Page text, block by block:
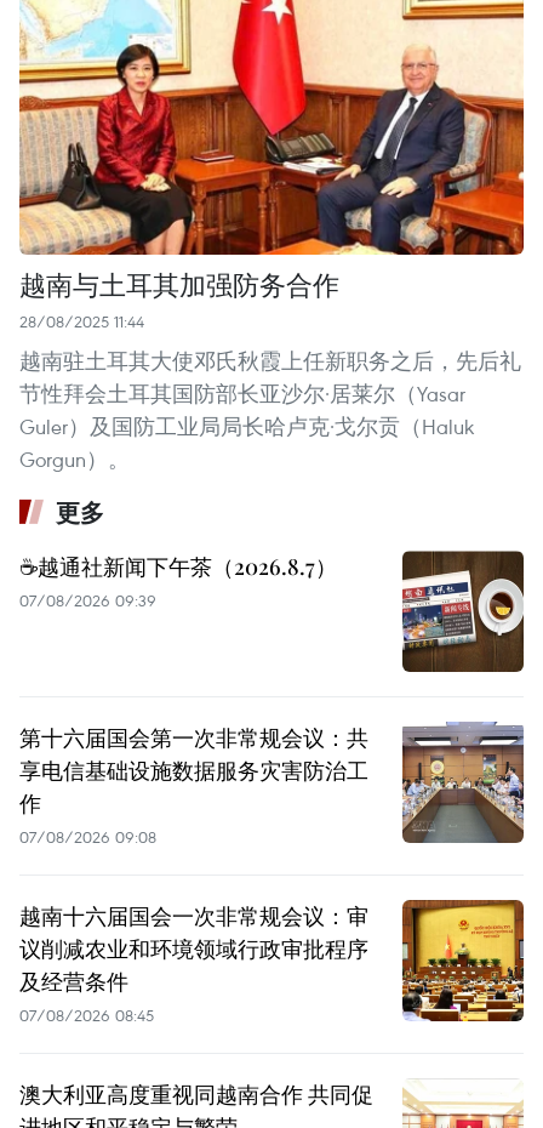
越南与土耳其加强防务合作
28/08/2025 11:44
越南驻土耳其大使邓氏秋霞上任新职务之后，先后礼
节性拜会土耳其国防部长亚沙尔·居莱尔（Yasar
Guler）及国防工业局局长哈卢克·戈尔贡（Haluk
Gorgun）。
更多
☕️越通社新闻下午茶（2026.8.7）
07/08/2026 09:39
第十六届国会第一次非常规会议：共
享电信基础设施数据服务灾害防治工
作
07/08/2026 09:08
越南十六届国会一次非常规会议：审
议削减农业和环境领域行政审批程序
及经营条件
07/08/2026 08:45
澳大利亚高度重视同越南合作 共同促